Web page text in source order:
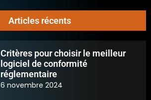
Articles récents
Critères pour choisir le meilleur
logiciel de conformité
réglementaire
6 novembre 2024